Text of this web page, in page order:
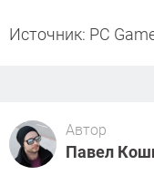
Источник: PC
Автор
Павел